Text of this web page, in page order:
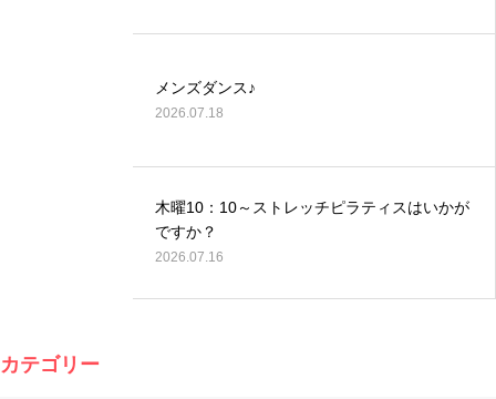
メンズダンス♪
2026.07.18
木曜10：10～ストレッチピラティスはいかが
ですか？
2026.07.16
カテゴリー